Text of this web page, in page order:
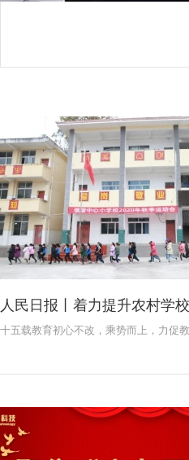
人民日报丨着力提升农村学
十五载教育初心不改，乘势而上，力促